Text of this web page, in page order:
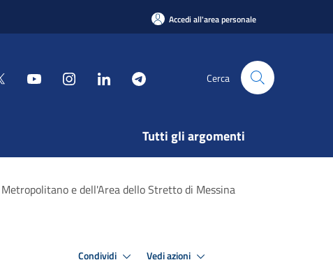
Accedi all'area personale
Cerca
Tutti gli argomenti
e dell'Area dello Stretto di Messina
Condividi Vedi azioni